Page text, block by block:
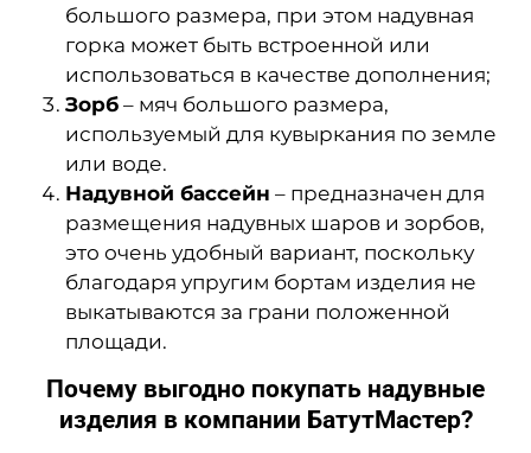
большого размера, при этом надувная
горка может быть встроенной или
использоваться в качестве дополнения;
Зорб – мяч большого размера,
используемый для кувыркания по земле
или воде.
Надувной бассейн – предназначен для
размещения надувных шаров и зорбов,
это очень удобный вариант, поскольку
благодаря упругим бортам изделия не
выкатываются за грани положенной
площади.
Почему выгодно покупать надувные
изделия в компании БатутМастер?